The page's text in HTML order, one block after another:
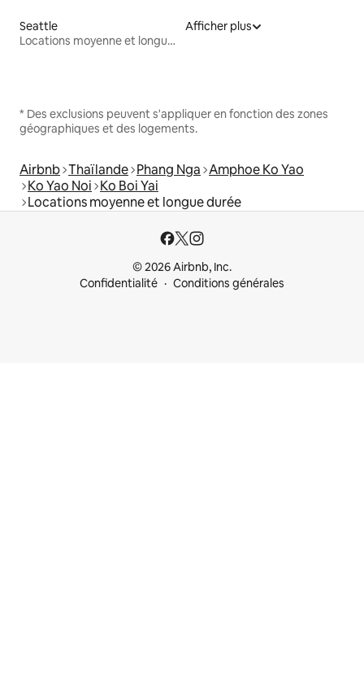
Seattle
Locations moyenne et longue durée
Afficher plus
* Des exclusions peuvent s'appliquer en fonction des zones
géographiques et des logements.
Airbnb Thaïlande Phang Nga Amphoe Ko Yao
Ko Yao Noi Ko Boi Yai
Locations moyenne et longue durée
© 2026 Airbnb, Inc.
Confidentialité
Conditions générales